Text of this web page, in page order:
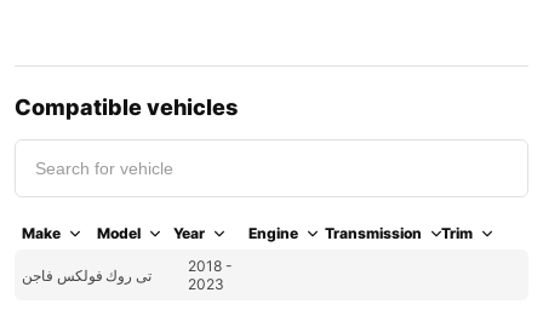
Compatible vehicles
Make Model Year Engine Transmission Trim
فولكس فاجن تى روك
2018 -
2023